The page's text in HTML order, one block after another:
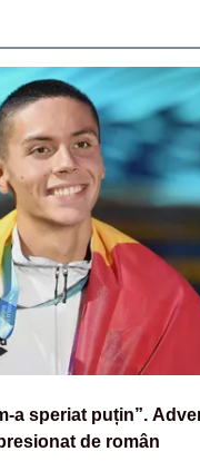
a speriat puțin”.
de român